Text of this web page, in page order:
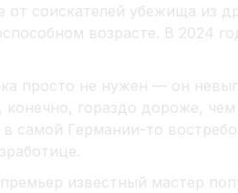
соискателей убежища из
возрасте. В 2024
просто не нужен — он
конечно, гораздо дороже,
самой Германии-то
известный мастер